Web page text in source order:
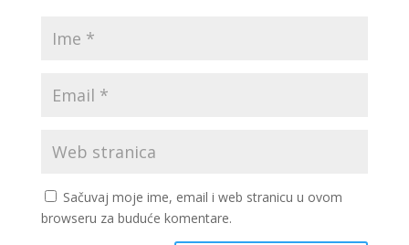
Sačuvaj moje ime, email i web stranicu u ovom
browseru za buduće komentare.